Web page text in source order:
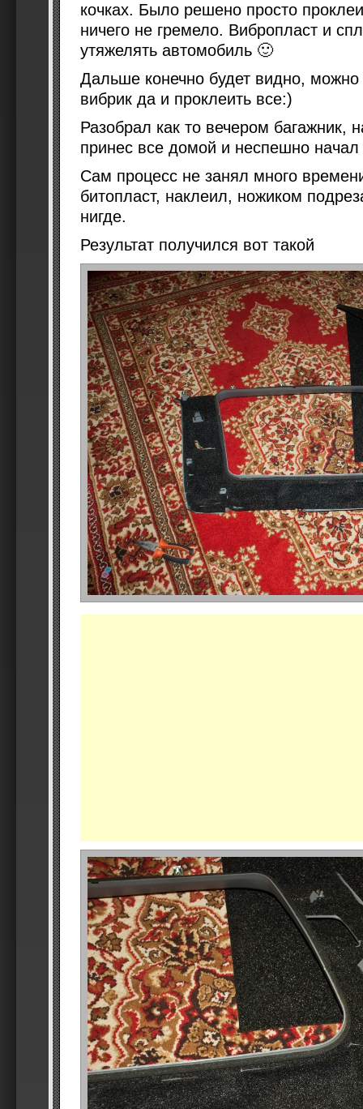
кочках. Было решено просто
ничего не гремело. Вибропласт и
утяжелять автомобиль 🙂
Дальше конечно будет видно, можно
вибрик да и проклеить все:)
Разобрал как то вечером багажник,
принес все домой и неспешно начал
Сам процесс не занял много
битопласт, наклеил, ножиком
нигде.
Результат получился вот такой